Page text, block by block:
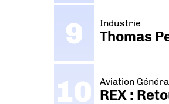
Industrie
Thomas
Aviation
REX :